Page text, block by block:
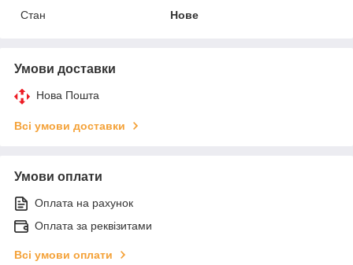
Стан
Нове
Умови доставки
Нова Пошта
Всі умови доставки
Умови оплати
Оплата на рахунок
Оплата за реквізитами
Всі умови оплати